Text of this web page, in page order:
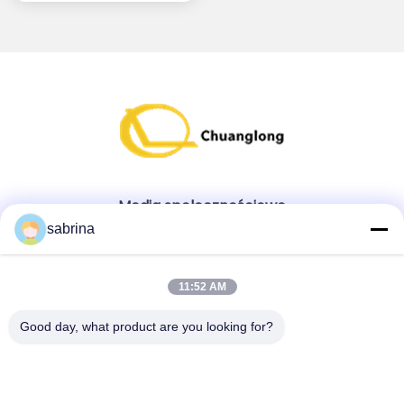
Media społecznościowe
Szybki kontakt
teren
sabrina
11:52 AM
Good day, what product are you looking for?